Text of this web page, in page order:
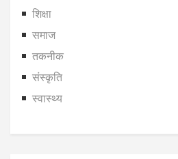
शिक्षा
समाज
तकनीक
संस्कृति
स्वास्थ्य